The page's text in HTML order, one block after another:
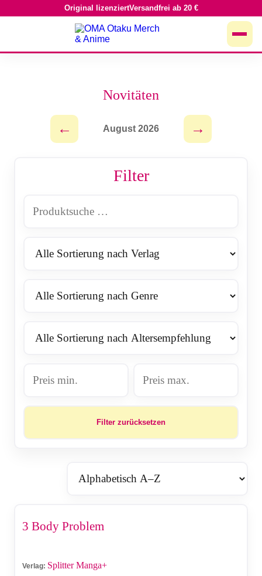
Inhalt
Original lizenziertVersandfrei ab 20 €
Novitäten
← August 2026 →
Filter
Filter zurücksetzen
3 Body Problem
Verlag: Splitter Manga+